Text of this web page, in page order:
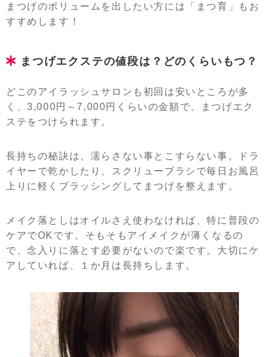
まつげのボリュームを出したい方には「まつ育」もお
すすめします！
まつげエクステの値段は？どのくらいもつ？
どこのアイラッシュサロンも初回は安いところが多
く、3,000円～7,000円くらいの金額で、まつげエク
ステをつけられます。
長持ちの秘訣は、濡らさない事とこすらない事。ドラ
イヤーで乾かしたり、スクリューブラシで毎日お風呂
上りに軽くブラッシングしてまつげを整えます。
メイク落としはオイルさえ使わなければ、特に普段の
ケアでOKです。そもそもアイメイクが薄くなるの
で、念入りに落とす必要がないので楽です。大切にケ
アしていれば、１か月は長持ちします。